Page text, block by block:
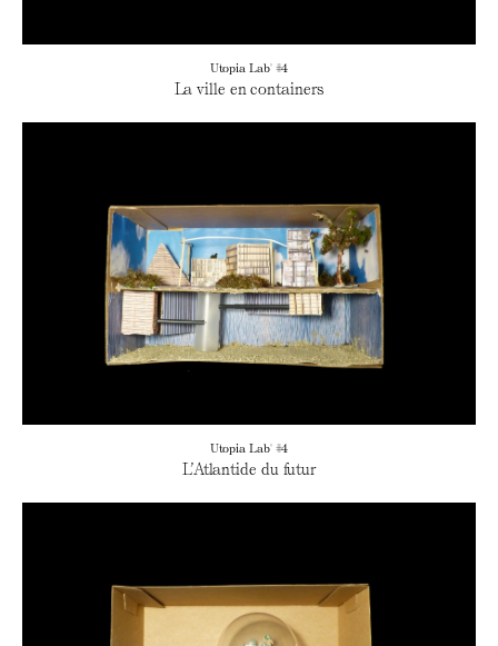
Utopia Lab' #4
La ville en containers
Utopia Lab' #4
L’Atlantide du futur